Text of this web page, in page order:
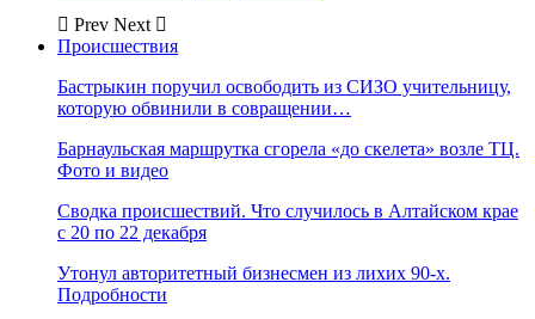
Prev Next
Происшествия
Бастрыкин поручил освободить из СИЗО учительницу,
которую обвинили в совращении…
Барнаульская маршрутка сгорела «до скелета» возле ТЦ.
Фото и видео
Сводка происшествий. Что случилось в Алтайском крае
с 20 по 22 декабря
Утонул авторитетный бизнесмен из лихих 90-х.
Подробности